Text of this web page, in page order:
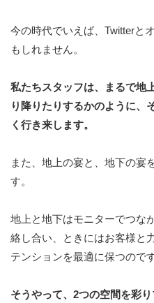
今の時代でいえば、Twitterと
もしれません。
私たちスタッフは、まるで地
り降りたりするかのように、
く行き来します。
また、地上の宴と、地下の宴
す。
地上と地下はモニターでつな
絡し合い、ときにはお客様と
テンションを最適に保つのです
そうやって、2つの空間を彩